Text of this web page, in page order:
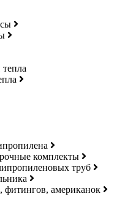
комплекты
труб
фитингов, американок